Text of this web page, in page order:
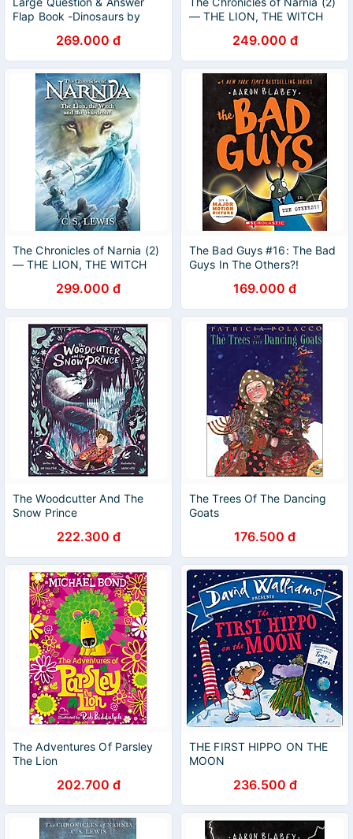
Flap Book -Dinosaurs by
269.000 đ
— THE LION, THE WITCH
249.000 đ
The Chronicles of Narnia (2)
— THE LION, THE WITCH
299.000 đ
The Bad Guys #16: The Bad
Guys In The Others?!
169.000 đ
The Woodcutter And The
Snow Prince
222.300 đ
The Trees Of The Dancing
Goats
176.500 đ
The Adventures Of Parsley
The Lion
202.700 đ
THE FIRST HIPPO ON THE
MOON
236.500 đ